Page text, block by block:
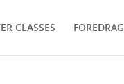
CLASSES FOREDRAG